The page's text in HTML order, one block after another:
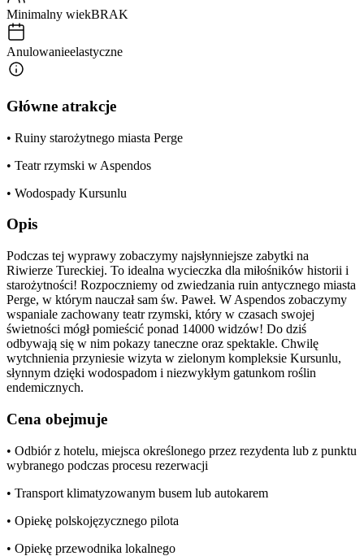
Minimalny wiekBRAK
Anulowanieelastyczne
Główne atrakcje
• Ruiny starożytnego miasta Perge
• Teatr rzymski w Aspendos
• Wodospady Kursunlu
Opis
Podczas tej wyprawy zobaczymy najsłynniejsze zabytki na
Riwierze Tureckiej. To idealna wycieczka dla miłośników historii i
starożytności! Rozpoczniemy od zwiedzania ruin antycznego miasta
Perge, w którym nauczał sam św. Paweł. W Aspendos zobaczymy
wspaniale zachowany teatr rzymski, który w czasach swojej
świetności mógł pomieścić ponad 14000 widzów! Do dziś
odbywają się w nim pokazy taneczne oraz spektakle. Chwilę
wytchnienia przyniesie wizyta w zielonym kompleksie Kursunlu,
słynnym dzięki wodospadom i niezwykłym gatunkom roślin
endemicznych.
Cena obejmuje
• Odbiór z hotelu, miejsca określonego przez rezydenta lub z punktu
wybranego podczas procesu rezerwacji
• Transport klimatyzowanym busem lub autokarem
• Opiekę polskojęzycznego pilota
• Opiekę przewodnika lokalnego